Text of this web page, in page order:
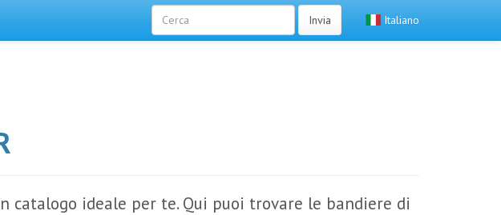
Italiano
Invia
catalogo ideale per te. Qui puoi trovare le bandiere di